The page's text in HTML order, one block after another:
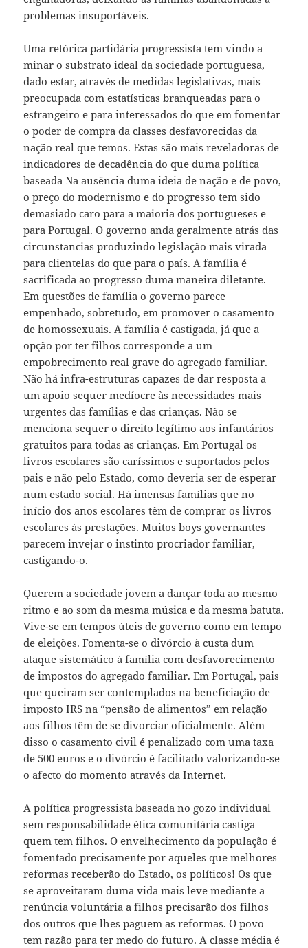
problemas insuportáveis.
Uma retórica partidária progressista tem vindo a
minar o substrato ideal da sociedade portuguesa,
dado estar, através de medidas legislativas, mais
preocupada com estatísticas branqueadas para o
estrangeiro e para interessados do que em fomentar
o poder de compra da classes desfavorecidas da
nação real que temos. Estas são mais reveladoras de
indicadores de decadência do que duma política
baseada Na ausência duma ideia de nação e de povo,
o preço do modernismo e do progresso tem sido
demasiado caro para a maioria dos portugueses e
para Portugal. O governo anda geralmente atrás das
circunstancias produzindo legislação mais virada
para clientelas do que para o país. A família é
sacrificada ao progresso duma maneira diletante.
Em questões de família o governo parece
empenhado, sobretudo, em promover o casamento
de homossexuais. A família é castigada, já que a
opção por ter filhos corresponde a um
empobrecimento real grave do agregado familiar.
Não há infra-estruturas capazes de dar resposta a
um apoio sequer medíocre às necessidades mais
urgentes das famílias e das crianças. Não se
menciona sequer o direito legítimo aos infantários
gratuitos para todas as crianças. Em Portugal os
livros escolares são caríssimos e suportados pelos
pais e não pelo Estado, como deveria ser de esperar
num estado social. Há imensas famílias que no
início dos anos escolares têm de comprar os livros
escolares às prestações. Muitos boys governantes
parecem invejar o instinto procriador familiar,
castigando-o.
Querem a sociedade jovem a dançar toda ao mesmo
ritmo e ao som da mesma música e da mesma batuta.
Vive-se em tempos úteis de governo como em tempo
de eleições. Fomenta-se o divórcio à custa dum
ataque sistemático à família com desfavorecimento
de impostos do agregado familiar. Em Portugal, pais
que queiram ser contemplados na beneficiação de
imposto IRS na “pensão de alimentos” em relação
aos filhos têm de se divorciar oficialmente. Além
disso o casamento civil é penalizado com uma taxa
de 500 euros e o divórcio é facilitado valorizando-se
o afecto do momento através da Internet.
A política progressista baseada no gozo individual
sem responsabilidade ética comunitária castiga
quem tem filhos. O envelhecimento da população é
fomentado precisamente por aqueles que melhores
reformas receberão do Estado, os políticos! Os que
se aproveitaram duma vida mais leve mediante a
renúncia voluntária a filhos precisarão dos filhos
dos outros que lhes paguem as reformas. O povo
tem razão para ter medo do futuro. A classe média é